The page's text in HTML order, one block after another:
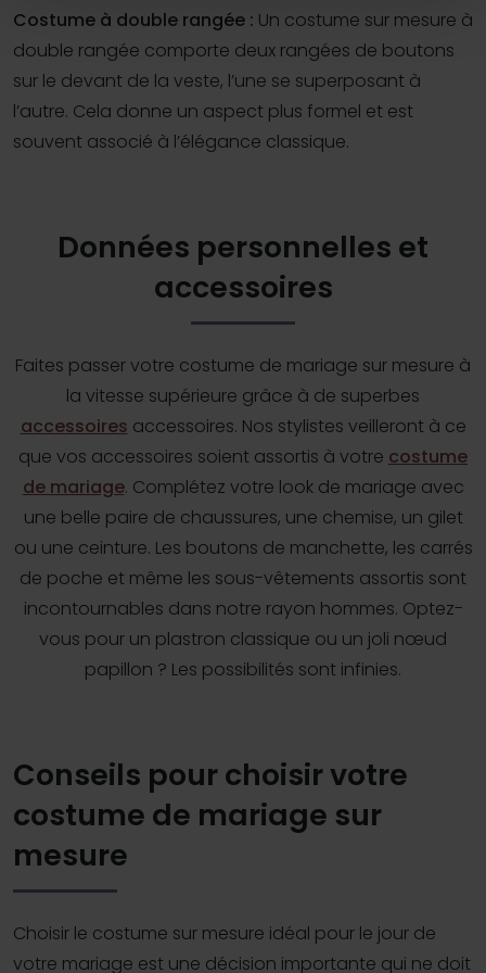
Costume à double rangée : Un costume sur mesure à
double rangée comporte deux rangées de boutons
sur le devant de la veste, l’une se superposant à
l’autre. Cela donne un aspect plus formel et est
souvent associé à l’élégance classique.
Données personnelles et
accessoires
Faites passer votre costume de mariage sur mesure à
la vitesse supérieure grâce à de superbes
accessoires accessoires. Nos stylistes veilleront à ce
que vos accessoires soient assortis à votre costume
de mariage. Complétez votre look de mariage avec
une belle paire de chaussures, une chemise, un gilet
ou une ceinture. Les boutons de manchette, les carrés
de poche et même les sous-vêtements assortis sont
incontournables dans notre rayon hommes. Optez-
vous pour un plastron classique ou un joli nœud
papillon ? Les possibilités sont infinies.
Conseils pour choisir votre
costume de mariage sur
mesure
Choisir le costume sur mesure idéal pour le jour de
votre mariage est une décision importante qui ne doit